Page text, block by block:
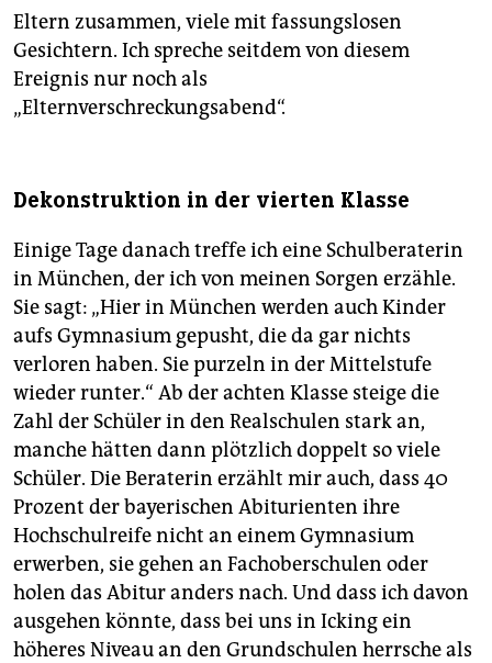
Eltern zusammen, viele mit fassungslosen
Gesichtern. Ich spreche seitdem von diesem
Ereignis nur noch als
„Elternverschreckungsabend“.
Dekonstruktion in der vierten Klasse
Einige Tage danach treffe ich eine Schulberaterin
in München, der ich von meinen Sorgen erzähle.
Sie sagt: „Hier in München werden auch Kinder
aufs Gymnasium gepusht, die da gar nichts
verloren haben. Sie purzeln in der Mittelstufe
wieder runter.“ Ab der achten Klasse steige die
Zahl der Schüler in den Realschulen stark an,
manche hätten dann plötzlich doppelt so viele
Schüler. Die Beraterin erzählt mir auch, dass 40
Prozent der bayerischen Abi­turienten ihre
Hochschulreife nicht an einem Gymnasium
erwerben, sie gehen an Fachoberschulen oder
holen das Abitur anders nach. Und dass ich davon
ausgehen könnte, dass bei uns in Icking ein
höheres Niveau an den Grundschulen herrsche als